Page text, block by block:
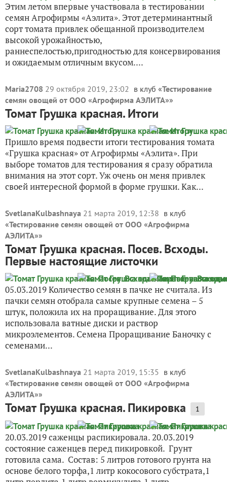
Этим летом впервые участвовала в тестировании
семян Агрофирмы «Аэлита». Этот детерминантный
сорт томата привлек обещанной производителем
высокой урожайностью,
раннеспелостью,пригодностью для консервирования
и ожидаемым отличным вкусом....
Maria2708 29 октября 2019, 23:02 в клуб «Тестирование
семян овощей от ООО «Агрофирма АЭЛИТА»»
Томат Грушка красная. Итоги
Пришло время подвести итоги тестирования томата
«Грушка красная» от Агрофирмы «Аэлита». При
выборе томатов для тестирования я сразу обратила
внимания на этот сорт. Уж очень он меня привлек
своей интересной формой в форме грушки. Как...
SvetlanaKulbashnaya 21 марта 2019, 12:38 в клуб
«Тестирование семян овощей от ООО «Агрофирма
АЭЛИТА»»
Томат Грушка красная. Посев. Всходы.
Первые настоящие листочки
05.03.2019 Количество семян в пачке не считала. Из
пачки семян отобрала самые крупные семена – 5
штук, положила их на проращивание. Для этого
использовала ватные диски и раствор
микроэлементов. Семена Проращивание Баночку с
семенами...
SvetlanaKulbashnaya 21 марта 2019, 15:35 в клуб
«Тестирование семян овощей от ООО «Агрофирма
АЭЛИТА»»
Томат Грушка красная. Пикировка 1
20.03.2019 саженцы распикировала. 20.03.2019
состояние саженцев перед пикировкой. Грунт
готовила сама. Состав: 5 литров готового грунта на
основе белого торфа,1 литр кокосового субстрата,1